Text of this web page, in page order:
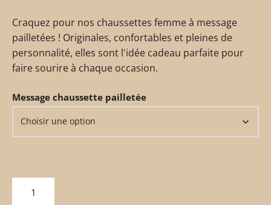
Craquez pour nos chaussettes femme à message
pailletées ! Originales, confortables et pleines de
personnalité, elles sont l'idée cadeau parfaite pour
faire sourire à chaque occasion.
Message chaussette pailletée